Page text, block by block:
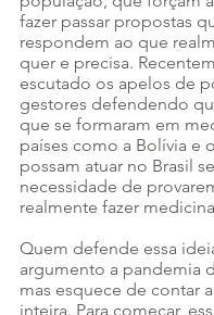
fazer passar propostas
respondem ao que
quer e precisa.
escutado os apelos de
gestores defendendo
que se formaram em
países como a Bolívia e
possam atuar no Brasil
necessidade de
realmente fazer
Quem defende essa
argumento a pandemia
mas esquece de contar
inteira. Para começar,